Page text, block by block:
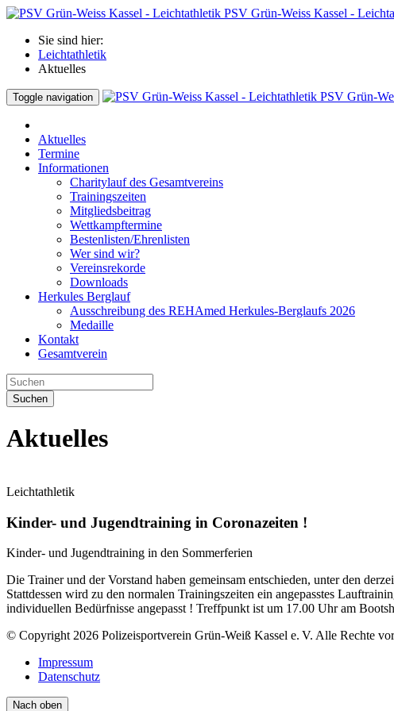
PSV Grün-Weiss Kassel -
Sie sind hier:
Leichtathletik
Aktuelles
Toggle navigation PSV Grün-
Aktuelles
Termine
Informationen
Charitylauf des Gesamtvereins
Trainingszeiten
Mitgliedsbeitrag
Wettkampftermine
Bestenlisten/Ehrenlisten
Wer sind wir?
Vereinsrekorde
Downloads
Herkules Berglauf
Ausschreibung des REHAmed Herkules-Berglaufs 2026
Medaille
Kontakt
Gesamtverein
Suchen
Aktuelles
Leichtathletik
Kinder- und Jugendtraining in Coronazeiten !
Kinder- und Jugendtraining in den Sommerferien
Die Trainer und der Vorstand haben gemeinsam entschieden, unter den
Stattdessen wird zu den normalen Trainingszeiten ein angepasstes
individuellen Bedürfnisse angepasst ! Treffpunkt ist um 17.00 Uhr am
© Copyright 2026 Polizeisportverein Grün-Weiß Kassel e. V. Alle Rechte
Impressum
Datenschutz
Nach oben